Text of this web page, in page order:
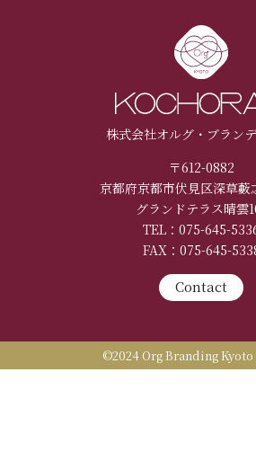
株式会社オルグ・ブラン
〒612-0882
京都府京都市伏見区深草藪
グランドテラス晴雲
TEL：075-645-
FAX：075-645-
Contact
©2024 Org Branding Kyoto